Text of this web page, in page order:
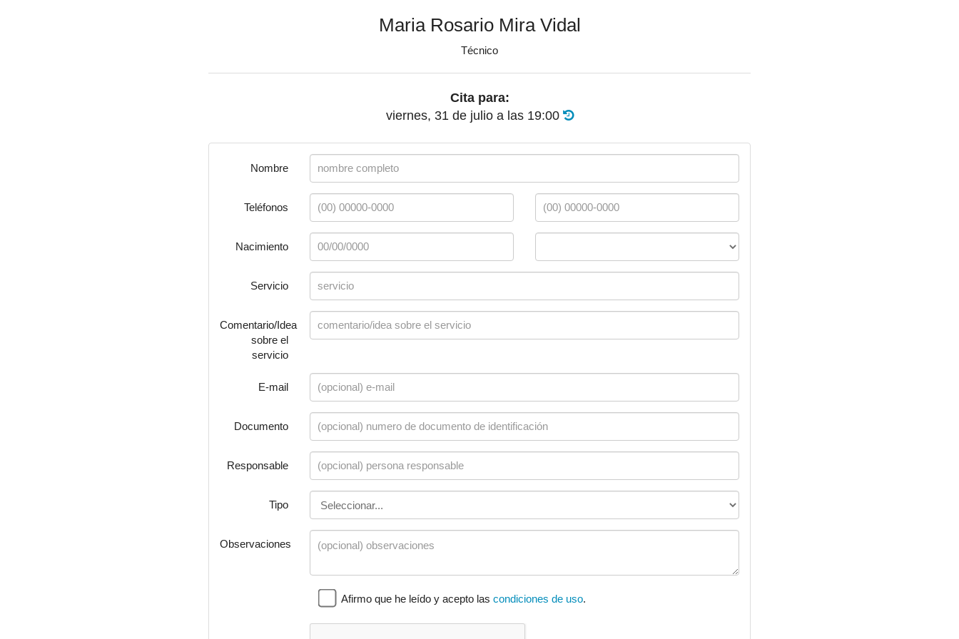
Maria Rosario Mira Vidal
Técnico
Cita para:
viernes, 31 de julio a las 19:00
Nombre
Teléfonos
Nacimiento
Servicio
Comentario/Idea
sobre el
servicio
E-mail
Documento
Responsable
Tipo
Observaciones
Afirmo que he leído y acepto lascondiciones de uso.